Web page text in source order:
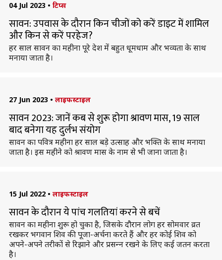
04 Jul 2023 • टिप्स
सावन: उपवास के दौरान किन चीजों को करें डाइट में शामिल
और किन से करें परहेज?
हर साल सावन का महीना पूरे देश में बहुत धूमधाम और भव्यता के साथ
मनाया जाता है।
27 Jun 2023 • लाइफस्टाइल
सावन 2023: जानें कब से शुरू होगा श्रावण मास, 19 साल
बाद बनेगा यह दुर्लभ संयोग
सावन का पवित्र महीना हर साल बड़े उत्साह और भक्ति के साथ मनाया
जाता है। इस महीने को श्रावण मास के नाम से भी जाना जाता है।
15 Jul 2022 • लाइफस्टाइल
सावन के दौरान ये पांच गलतियां करने से बचें
सावन का महीना शुरू हो चुका है, जिसके दौरान लोग हर सोमवार व्रत
रखकर भगवान शिव की पूजा-अर्चना करते हैं और हर कोई शिव को
अपने-अपने तरीकों से रिझाने और प्रसन्‍न रखने के लिए कई जतन करता
है।